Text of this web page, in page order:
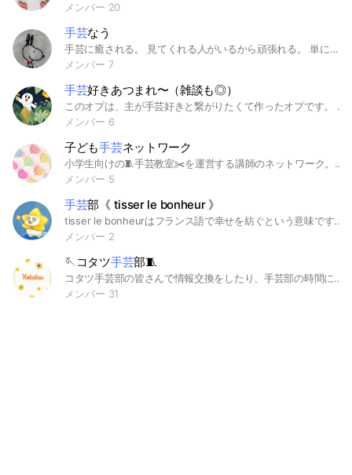
メンバー 20
手芸なう
手芸に癒される。 見てくれる人がいるから頑張れる。 単に手芸が大好き。
メンバー 7
手芸好きあつまれ〜（雑談も◎）
このオプは、主が手芸好きと繋がりたくて作ったオプです。 自分の作品の自慢でも何でもしてください。 今から手芸を始めようと思ってる人でも大歓迎です。なるべくタメ語で話そうね〜 無言抜けはやめてね〜 主はオタクなのでオタ活の作品を作ってることが多いので、同担拒否の方は入らないことをオススメします。すとぷりとにじさんじです。 レジンが好きな人もビーズで組むのが好きな人も大歓迎です。とにかく手芸が好きな人入ってきてください。
メンバー 6
子ども手芸ネットワーク
小学生向けの🧵手芸教室✂️を運営する講師のネットワーク。レシピ・情報・気持ちを共有しましょう😊 #子ども手芸 #手芸
メンバー 5
手芸部《 tisser le bonheur 》
tisser le bonheurはフランス語で幸せを紡ぐという意味です。 手芸のジャンルを問わず、皆さんで会話を楽しめる場になればと思いこのオープンチャットを立ち上げました。 皆さんで会話を楽しんで頂くため、定員は10〜20名を予定しております。 参加時は名前の横に括弧書きで自分の好きなジャンルの記載をお願いします。（例）はなこ（編み物） 管理人は編み物、刺繍等の初心者です。どうぞ宜しくお願いいたします。
メンバー 2
🪡コタツ手芸部🧵
コタツ手芸部の皆さんで情報交換をしたり、手芸部の時間に話題になったトピックを共有する場所です🥰
メンバー 31